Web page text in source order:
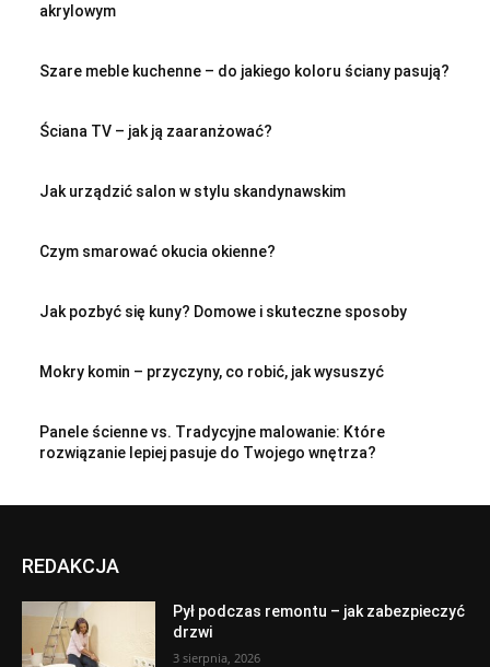
akrylowym
Szare meble kuchenne – do jakiego koloru ściany pasują?
Ściana TV – jak ją zaaranżować?
Jak urządzić salon w stylu skandynawskim
Czym smarować okucia okienne?
Jak pozbyć się kuny? Domowe i skuteczne sposoby
Mokry komin – przyczyny, co robić, jak wysuszyć
Panele ścienne vs. Tradycyjne malowanie: Które
rozwiązanie lepiej pasuje do Twojego wnętrza?
REDAKCJA
Pył podczas remontu – jak zabezpieczyć
drzwi
3 sierpnia, 2026